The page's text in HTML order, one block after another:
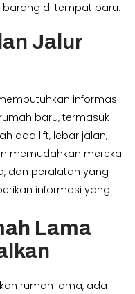
barang di tempat baru.
Jalur
informasi
baru, termasuk
ada lift, lebar jalan,
memudahkan mereka
dan peralatan yang
informasi yang
Lama
rumah lama, ada